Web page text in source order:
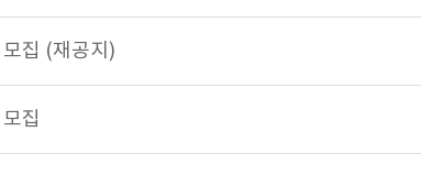
집 (재공지)
집